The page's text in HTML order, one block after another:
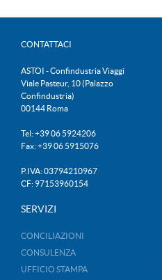
CONTATTACI
ASTOI - Confindustria Viaggi
Viale Pasteur, 10 (Palazzo
Confindustria)
00144 Roma
Tel: +39 06 5924206
Fax: +39 06 5915076
P.IVA: 03794210967
CF: 97153960154
SERVIZI
CONCILIAZIONI
CONSULENZA
UFFICIO STAMPA